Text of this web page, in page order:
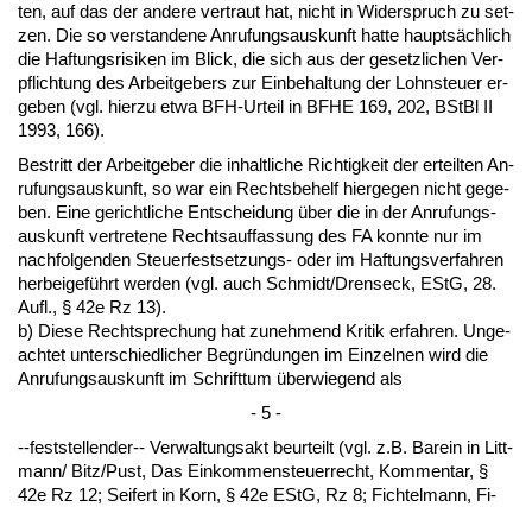
ten, auf das der an­de­re ver­traut hat, nicht in Wi­der­spruch zu set­
zen. Die so ver­stan­de­ne An­ru­fungs­aus­kunft hat­te hauptsächlich
die Haf­tungs­ri­si­ken im Blick, die sich aus der ge­setz­li­chen Ver­
pflich­tung des Ar­beit­ge­bers zur Ein­be­hal­tung der Lohn­steu­er er­
ge­ben (vgl. hier­zu et­wa BFH-Ur­teil in BFHE 169, 202, BSt­Bl II
1993, 166).
Be­stritt der Ar­beit­ge­ber die in­halt­li­che Rich­tig­keit der er­teil­ten An­
ru­fungs­aus­kunft, so war ein Rechts­be­helf hier­ge­gen nicht ge­ge­
ben. Ei­ne ge­richt­li­che Ent­schei­dung über die in der An­ru­fungs­
aus­kunft ver­tre­te­ne Rechts­auf­fas­sung des FA konn­te nur im
nach­fol­gen­den Steu­er­fest­set­zungs- oder im Haf­tungs­ver­fah­ren
her­bei­geführt wer­den (vgl. auch Schmidt/Drens­eck, EStG, 28.
Aufl., § 42e Rz 13).
b) Die­se Recht­spre­chung hat zu­neh­mend Kri­tik er­fah­ren. Un­ge­
ach­tet un­ter­schied­li­cher Be­gründun­gen im Ein­zel­nen wird die
An­ru­fungs­aus­kunft im Schrift­tum über­wie­gend als
- 5 -
--fest­stel­len­der-- Ver­wal­tungs­akt be­ur­teilt (vgl. z.B. Bar­ein in Litt­
mann/ Bitz/Pust, Das Ein­kom­men­steu­er­recht, Kom­men­tar, §
42e Rz 12; Sei­fert in Korn, § 42e EStG, Rz 8; Fich­tel­mann, Fi­